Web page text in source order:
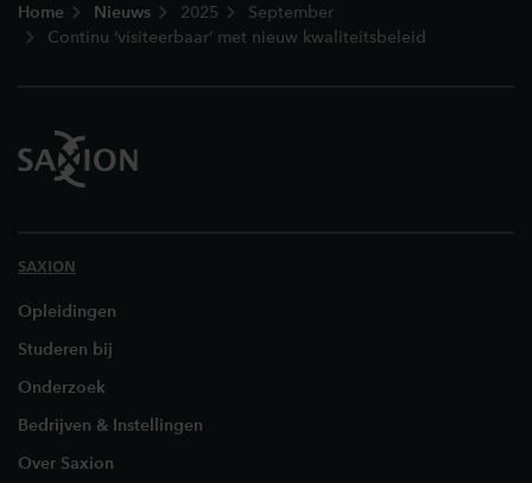
Home Nieuws 2025
September
Continu ‘visiteerbaar’ met nieuw kwaliteitsbeleid
SAXION
Opleidingen
Studeren bij
Onderzoek
Bedrijven & Instellingen
Over Saxion